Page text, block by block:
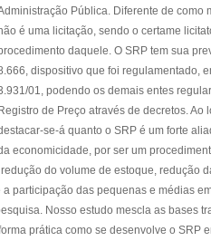
Pública. Diferente de como
é uma licitação, sendo o certame
daquele. O SRP tem sua
dispositivo que foi regulamentado,
01, podendo os demais entes
Registro de Preço através de decretos.
se-á quanto o SRP é um forte
economicidade, por ser um
do volume de estoque, redução
participação das pequenas e médias
Nosso estudo mescla as bases
prática como se desenvolve o SRP